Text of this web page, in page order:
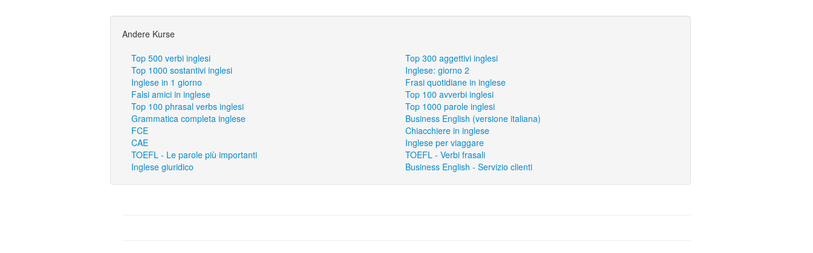
Andere Kurse
Top 500 verbi inglesi
Top 300 aggettivi inglesi
Top 1000 sostantivi inglesi
Inglese: giorno 2
Inglese in 1 giorno
Frasi quotidiane in inglese
Falsi amici in inglese
Top 100 avverbi inglesi
Top 100 phrasal verbs inglesi
Top 1000 parole inglesi
Grammatica completa inglese
Business English (versione italiana)
FCE
Chiacchiere in inglese
CAE
Inglese per viaggare
TOEFL - Le parole più importanti
TOEFL - Verbi frasali
Inglese giuridico
Business English - Servizio clienti